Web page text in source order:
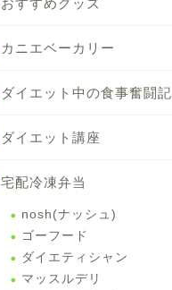
カニエベーカリー
ダイエット中の食事奮闘記
ダイエット講座
宅配冷凍弁当
nosh(ナッシュ)
ゴーフード
ダイエティシャン
マッスルデリ